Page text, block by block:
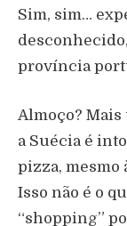
Sim, sim…
província
Almoço? Mais
a Suécia é
pizza, mesmo
Isso não é o
“shopping”